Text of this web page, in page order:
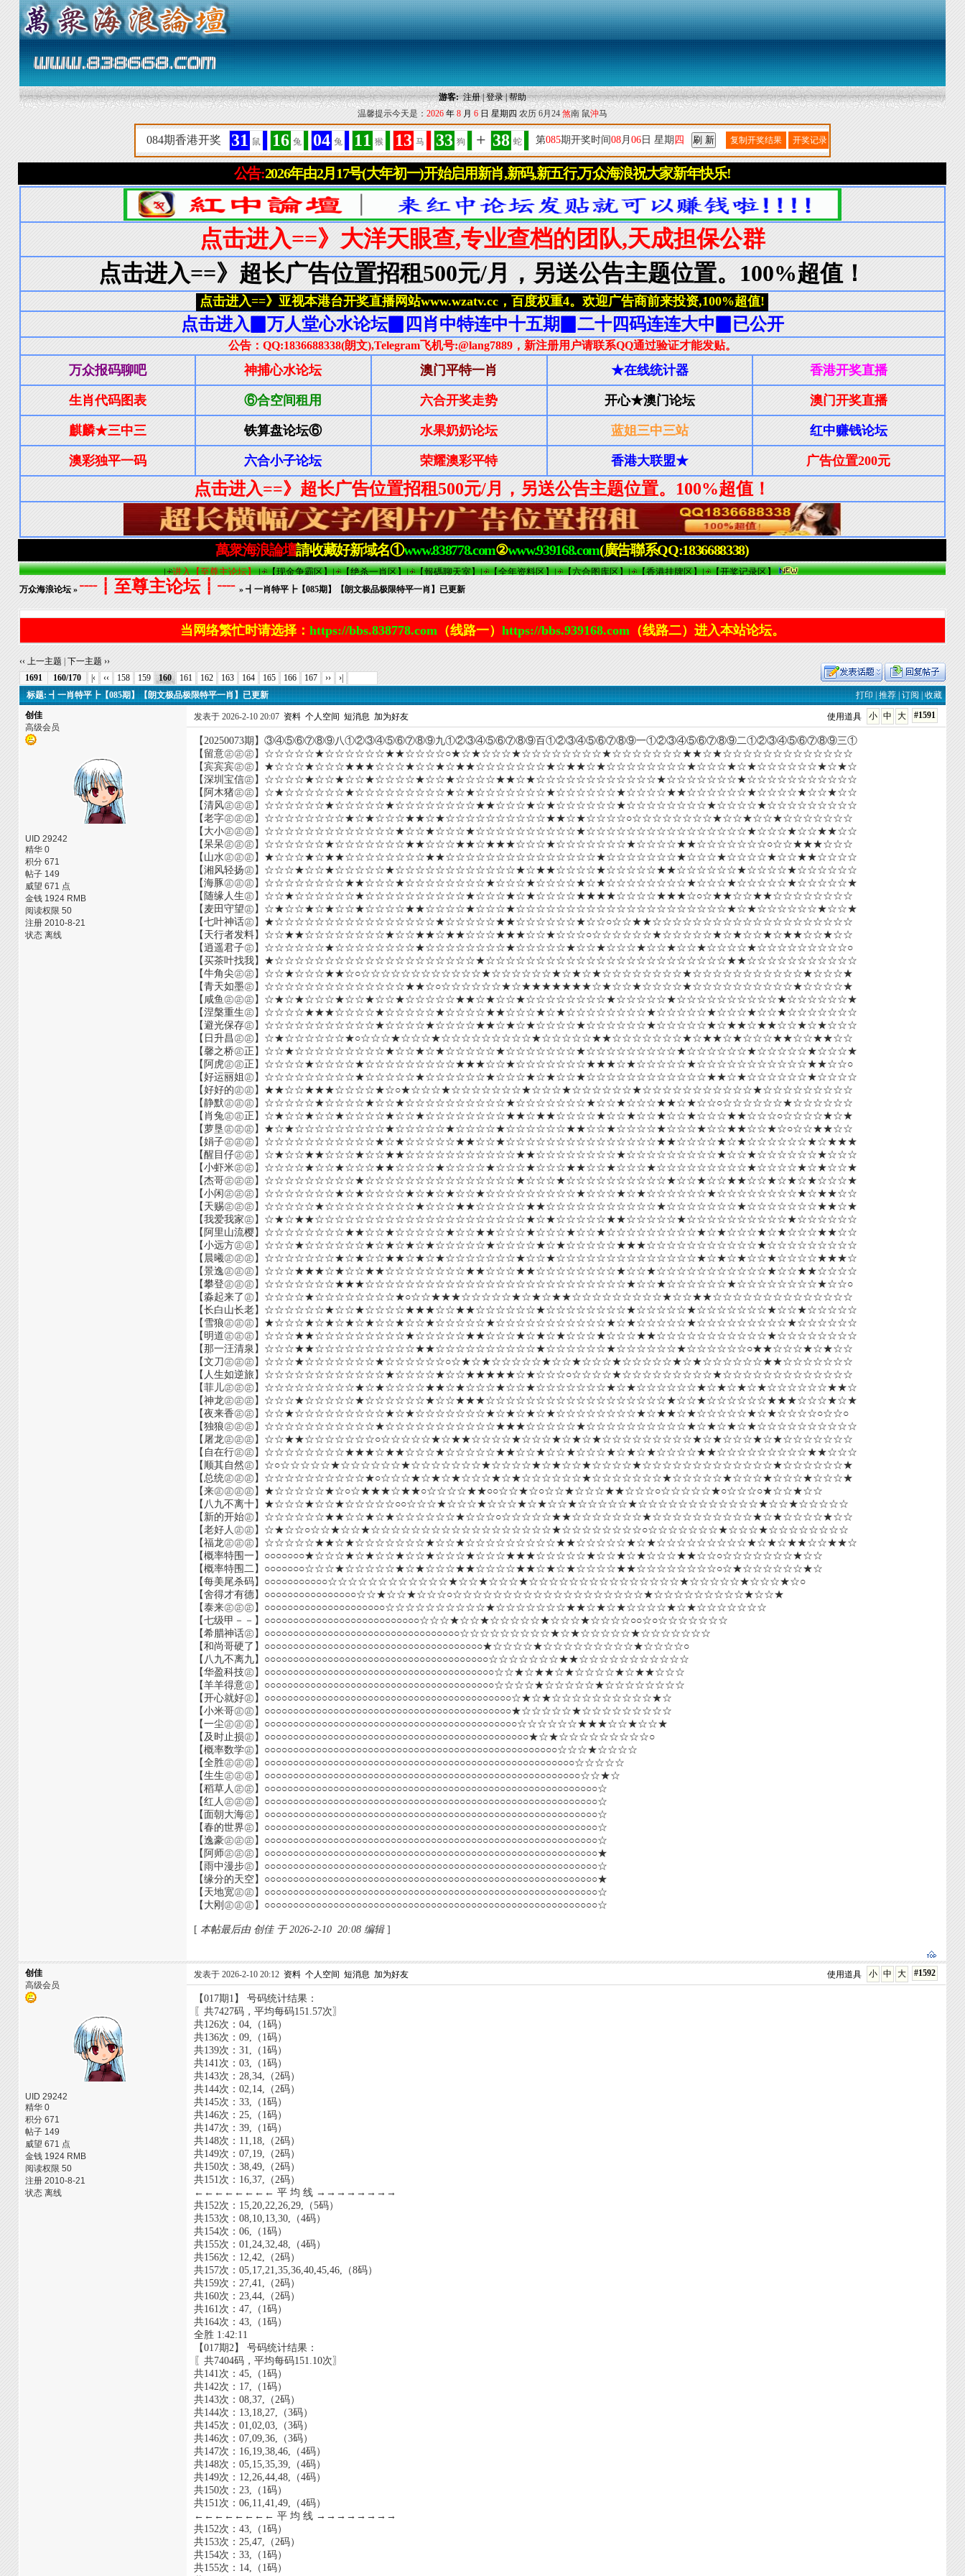
游客:注册|登录|帮助
温馨提示今天是： 2026年 8月 6日 星期四 农历 6月24 煞南 鼠沖马
万众海浪论坛» ┈┋至尊主论坛┋┈ » ┫一肖特平┣【085期】【朗文极品极限特平一肖】已更新
当网络繁忙时请选择： https://bbs.838778.com（线路一） https://bbs.939168.com（线路二）进入本站论坛。
‹‹ 上一主题
下一主题 ››
1691
160/170 |‹ ‹‹ 158 159 160 161 162 163 164 165 166 167 ››
›|
打印
推荐| 订阅 收藏
标题: ┫一肖特平┣【085期】【朗文极品极限特平一肖】已更新
创佳
高级会员
UID 29242
精华 0
积分 671
帖子 149
威望 671 点
金钱 1924 RMB
阅读权限 50
注册 2010-8-21
状态 离线
#1591
大
中
小
使用道具
发表于 2026-2-10 20:07 资料 个人空间 短消息 加为好友
【20250073期】③④⑤⑥⑦⑧⑨八①②③④⑤⑥⑦⑧⑨九①②③④⑤⑥⑦⑧⑨百①②③④⑤⑥⑦⑧⑨一①②③④⑤⑥⑦⑧⑨二①②③④⑤⑥⑦⑧⑨三①
【留意㊣㊣㊣】☆☆☆☆☆★☆☆☆☆☆☆★★☆☆☆☆○★☆★☆☆☆★☆☆☆☆☆☆☆☆★☆☆☆☆☆☆☆★★☆★☆☆☆☆☆☆☆☆☆☆☆☆☆
【宾宾宾㊣㊣】★☆☆☆★☆☆☆★★★☆☆☆★☆☆★☆★★☆☆☆☆☆☆☆★☆★★☆★☆☆☆☆☆☆☆☆★☆☆☆★☆★☆☆☆☆☆☆★☆★☆
【深圳宝信㊣】☆☆☆☆★☆☆★☆☆★☆☆☆☆★☆☆★☆☆☆☆★★☆★☆☆☆☆☆☆☆☆☆☆☆☆★☆☆☆☆☆☆☆★☆☆☆☆☆☆☆☆☆☆☆
【阿木猪㊣㊣】☆★☆☆☆☆☆☆★☆☆☆☆☆☆☆☆☆★☆★☆☆☆☆☆☆☆★☆☆☆☆☆☆★☆☆☆☆★★☆☆☆☆☆☆★☆☆☆☆★☆☆★☆☆
【清风㊣㊣㊣】☆☆☆☆☆☆★☆☆☆☆☆★☆☆☆☆☆☆☆☆★★☆☆☆★☆★☆☆☆☆☆☆★☆☆☆☆☆☆☆☆★☆☆☆☆★☆☆☆☆☆☆☆☆☆
【老字㊣㊣㊣】☆☆☆☆☆☆☆☆★☆★☆☆☆★★☆★☆☆☆☆☆☆☆☆☆☆★★☆★☆☆☆☆○☆☆☆☆☆☆☆☆★☆☆★☆☆★☆☆☆☆☆☆☆
【大小㊣㊣㊣】☆☆☆☆☆☆☆☆☆☆☆☆☆★☆☆★☆☆☆★☆☆☆☆☆☆☆☆☆☆★☆☆☆☆☆☆☆☆☆☆☆☆☆☆☆☆★☆☆☆★☆☆★★☆☆
【呆呆㊣㊣㊣】☆☆☆☆☆☆★☆☆☆☆☆☆☆★★☆☆☆★★☆★★★☆☆☆★☆☆☆☆☆☆☆★☆☆☆☆★★☆☆☆☆☆☆☆○☆☆★★★☆☆☆
【山水㊣㊣㊣】★☆☆☆★☆★★☆☆☆☆☆☆☆☆★★☆☆☆☆☆☆☆☆☆☆☆☆☆☆☆★☆☆☆☆☆☆☆★☆☆☆★☆☆☆☆★☆☆★★☆☆☆☆
【湘风轻扬㊣】☆☆☆★☆☆★☆☆☆☆☆★☆☆☆☆☆☆☆☆☆☆☆☆★☆★★☆☆☆☆★☆☆☆☆☆★★☆☆☆☆☆☆★☆☆☆☆★☆☆☆☆☆☆
【海豚㊣㊣㊣】☆☆☆☆☆☆☆☆★★☆☆☆★☆☆☆☆☆☆☆☆★☆☆☆★☆☆☆☆★☆★☆☆☆☆☆☆☆☆★☆☆☆★☆☆☆☆☆★☆☆☆☆☆★
【随缘人生㊣】☆☆★☆☆☆☆☆☆★☆☆☆☆☆☆☆☆☆☆★☆☆☆★☆★☆☆☆☆★★★★☆☆☆☆★★★☆○☆★★☆☆★★☆☆☆☆☆☆☆☆
【麦田守望㊣】☆★☆☆★☆★☆☆★☆☆☆☆★★☆☆☆☆★☆☆☆★☆☆☆☆☆☆☆☆☆☆☆☆☆☆☆☆☆☆☆☆☆★☆★☆☆☆☆☆☆★☆☆★
【七叶神话㊣】★☆☆☆☆☆☆☆☆☆☆☆☆☆☆☆☆★☆☆☆☆☆★★☆☆☆☆☆☆★☆☆○☆☆★★☆☆☆☆☆☆☆☆☆☆☆☆☆☆☆☆☆☆☆☆
【天行者发料】☆☆★★☆☆☆☆☆☆☆☆★☆☆★★☆★★☆☆☆★★★☆☆★☆☆☆○☆☆☆☆☆☆★☆☆☆☆☆★☆★☆☆★☆★★☆☆★☆☆
【逍遥君子㊣】☆☆☆☆☆☆★☆☆☆☆☆☆☆☆★☆☆☆☆☆☆☆☆★☆☆☆☆☆★☆☆★☆☆☆★☆☆★☆☆★☆☆☆☆★☆☆☆☆☆☆☆☆☆○
【买茶叶找我】★☆☆☆☆☆☆☆☆☆☆☆☆☆☆☆☆☆☆☆☆★☆☆☆☆☆☆☆☆☆☆☆☆☆☆☆☆☆☆☆☆☆☆☆☆★★☆☆☆☆☆☆☆☆☆☆☆
【牛角尖㊣㊣】☆☆★☆☆☆★★☆○☆☆☆☆☆☆☆☆☆☆☆☆★☆☆☆☆☆☆★☆★☆★☆☆☆☆☆☆☆☆★☆☆☆☆☆☆☆☆☆☆☆★☆☆☆★
【青天如墨㊣】☆☆☆☆☆☆☆☆☆☆☆☆☆☆★★☆○☆☆☆☆☆☆★☆★★★★★★★☆★☆☆★☆☆☆☆★☆☆☆☆☆☆☆☆☆☆★☆☆☆☆★
【咸鱼㊣㊣㊣】☆★☆★☆☆☆★☆☆★☆☆★☆☆☆☆☆★★☆★☆☆★☆☆☆☆☆☆☆☆★☆☆☆☆☆★☆☆☆☆☆☆☆☆☆☆★☆☆☆☆☆☆★
【涅槃重生㊣】☆☆☆☆★★★☆☆☆☆★☆☆☆☆☆★☆☆☆☆★★☆☆☆★☆★☆☆☆☆☆☆☆☆★☆☆☆☆☆★☆☆☆★☆☆★☆☆☆☆☆☆☆
【避光保存㊣】☆☆☆☆☆☆☆☆☆☆☆★☆☆☆☆★☆☆☆☆★★☆★☆★☆☆☆☆★☆☆☆☆☆☆★☆☆☆☆☆★☆★★☆★★☆☆★☆★☆☆☆
【日升昌㊣㊣】☆★☆☆☆☆☆☆★○☆☆☆★☆☆☆★☆☆☆☆☆☆☆☆☆★☆☆☆☆☆★★☆☆☆☆☆☆☆★☆★★☆★☆☆☆★★☆☆★★☆☆
【馨之桥㊣正】☆☆★☆☆☆☆☆☆☆☆☆★☆☆★☆★☆☆☆☆☆★☆☆☆☆☆☆☆★☆☆☆☆☆☆☆☆☆★☆☆☆☆☆☆★☆☆☆☆☆★☆☆☆★
【阿虎㊣㊣正】☆☆☆☆★☆☆☆☆★☆☆☆☆☆☆☆☆☆★★★☆☆★☆☆☆☆☆☆☆★★★☆★☆☆☆☆☆★☆☆☆☆☆☆☆☆☆☆☆★★☆☆○
【好运丽姐㊣】☆☆☆☆☆☆☆☆☆★☆☆☆☆☆★☆☆☆☆☆☆★☆☆☆★☆★☆☆★☆☆☆☆☆☆☆☆☆☆☆☆★★☆★☆☆☆☆☆☆★☆☆☆☆
【好好的㊣㊣】★★☆☆★★★☆☆☆☆★☆○★☆☆☆★☆☆☆☆☆☆☆★☆☆☆★☆☆☆☆☆☆★☆☆☆☆☆☆☆☆☆☆☆★☆☆☆☆☆☆☆☆☆
【静默㊣㊣㊣】☆☆☆☆☆★☆☆☆☆★☆☆★☆☆☆☆☆☆☆☆☆☆★☆☆☆☆☆☆☆★☆☆★☆☆☆★★☆★☆☆○☆☆☆☆☆☆★☆☆☆☆☆☆
【肖兔㊣㊣正】☆★☆☆★☆☆★☆☆☆☆★☆☆★☆☆☆☆☆☆☆☆★★☆★★☆☆☆☆★☆☆★☆☆★☆☆★☆☆☆★★☆☆☆○☆☆☆☆★☆★
【萝垦㊣㊣㊣】★☆★☆☆☆☆☆☆☆☆☆★☆☆☆☆☆★☆☆☆☆★☆☆☆☆☆☆★★☆☆★☆☆☆☆★☆☆☆★☆☆★★☆☆★☆○☆☆★★☆☆
【娟子㊣㊣㊣】☆☆☆☆☆☆☆☆☆☆☆★☆★☆☆☆☆☆★★☆☆★☆☆☆☆☆☆☆☆☆☆☆☆☆☆☆★★☆☆☆☆★☆★☆☆☆☆☆☆★☆★★★
【醒目仔㊣㊣】☆★☆☆★★☆☆☆★☆☆★★☆☆☆☆☆☆☆☆☆☆☆★★☆☆☆☆☆☆☆☆★☆☆☆☆☆☆☆☆☆★☆☆★☆☆☆☆☆☆★☆☆☆
【小虾米㊣㊣】☆☆☆☆★☆☆★☆☆☆★★☆☆☆☆★☆☆☆☆★☆☆☆★☆☆☆★★☆☆★☆☆☆★☆☆☆☆☆☆☆☆☆★☆☆☆☆★☆★☆☆★
【杰哥㊣㊣㊣】☆☆☆☆☆☆☆☆☆★☆☆☆☆☆☆☆☆☆☆☆☆☆☆☆★☆☆☆★☆☆☆☆☆☆☆☆☆☆★☆☆★☆☆★★☆☆★☆★☆★☆☆☆★
【小闲㊣㊣㊣】☆☆☆☆☆☆☆★☆★☆☆☆☆★☆★☆★☆☆★☆☆☆☆☆☆☆☆☆★☆☆☆★☆★☆☆☆☆☆☆★☆☆☆☆☆☆☆☆★☆★★☆☆
【天赐㊣㊣㊣】☆☆☆☆☆★☆☆☆☆☆☆☆☆☆★☆☆☆★★☆☆☆☆☆★★☆☆☆☆☆☆☆☆☆☆☆★☆☆☆☆☆☆☆★☆☆☆☆☆☆☆★★☆★
【我爱我家㊣】☆★☆★★☆☆☆☆☆☆☆☆☆☆☆☆☆☆☆☆☆☆☆☆☆★☆★☆☆☆☆☆★★☆☆☆☆☆★☆☆☆☆☆☆☆☆☆☆★☆☆☆☆☆☆
【阿里山流樱】☆☆☆☆☆☆☆☆★★☆☆★☆☆☆☆☆★☆☆★★☆☆☆★☆☆☆★☆☆★☆☆☆☆☆☆☆☆☆★☆★☆☆☆★☆★☆☆☆★★☆☆
【小远方㊣㊣】☆☆☆★☆☆☆☆☆☆★☆★☆★☆★☆☆☆☆☆★☆☆☆☆★☆★☆☆☆☆☆★★★☆☆☆☆☆☆☆☆☆☆☆★☆☆☆☆☆☆☆☆☆
【晨曦㊣㊣㊣】☆☆☆☆☆☆☆★☆★☆☆★★☆★☆★☆☆☆☆☆☆☆★☆☆★☆☆☆☆☆☆☆☆☆☆☆☆☆☆★☆★☆★☆☆★☆☆☆☆★★★☆
【景逸㊣㊣㊣】☆☆☆★★★☆★☆☆★★☆☆☆☆☆☆☆☆★★☆☆☆★★☆☆☆☆☆☆☆☆★☆☆★☆☆☆☆☆☆☆☆☆☆☆★☆☆★★☆☆☆☆
【攀登㊣㊣㊣】☆☆☆☆☆☆☆★★★☆☆☆☆☆☆☆☆☆☆☆☆☆☆☆☆☆☆☆☆☆☆☆☆☆☆★☆☆★☆☆☆☆☆☆★☆☆☆☆☆☆☆☆★☆☆○
【淼起来了㊣】☆☆☆☆★☆☆☆☆☆☆☆☆★○☆☆★★★☆☆☆☆☆★☆★☆★★☆☆☆☆☆☆☆☆☆★☆☆★★☆☆☆☆☆☆☆☆☆☆☆☆☆☆
【长白山长老】☆☆☆☆☆☆★☆☆★☆☆☆☆★★★☆☆★★☆☆☆☆☆☆★☆☆☆☆☆☆☆☆★☆☆☆☆☆★☆☆☆☆☆☆☆★☆☆★☆☆☆☆☆
【雪狼㊣㊣㊣】★☆☆☆★☆★☆★☆★☆☆★☆☆★☆☆☆☆☆★☆☆☆☆☆☆☆☆☆☆☆★☆★☆☆☆☆☆★☆☆☆☆☆☆☆☆☆★☆☆☆☆☆☆
【明道㊣㊣㊣】☆☆☆★★☆☆☆☆☆☆☆☆☆★☆☆☆☆☆★★☆☆☆★☆★☆★☆☆☆★☆☆☆★★☆☆☆☆☆☆☆☆☆☆☆★☆☆☆☆☆☆☆☆
【那一汪清泉】☆☆☆★★☆☆☆☆☆☆☆☆☆☆★★☆☆☆☆☆☆☆☆☆☆★☆☆☆☆☆☆★☆☆☆☆☆☆★☆☆☆☆☆☆○★★☆☆☆★☆★☆☆
【文刀㊣㊣㊣】☆☆☆★☆☆☆☆☆☆☆★☆☆☆☆☆☆○☆★☆★☆☆☆☆☆★☆☆★☆☆☆★☆☆☆☆☆★☆★☆☆☆☆☆☆★★☆☆☆☆☆☆☆
【人生如逆旅】☆☆☆☆☆☆☆☆☆☆☆☆★☆☆☆☆★☆☆★★★★★☆★☆☆☆○☆☆☆☆★☆☆☆☆☆☆☆☆☆★☆☆☆☆☆☆☆☆☆☆☆☆☆
【菲儿㊣㊣㊣】☆☆☆☆☆☆☆☆☆★☆★☆☆☆☆★★☆★☆☆☆★☆☆★☆☆☆☆☆☆☆★☆★☆☆☆☆☆☆★☆★☆★☆★☆☆☆☆☆☆★★☆
【神龙㊣㊣㊣】☆☆☆★☆☆☆☆☆★☆☆☆☆☆☆★☆☆★★★☆☆☆☆☆☆☆☆☆☆☆☆☆☆☆☆☆☆★☆☆★☆☆☆☆☆☆★★★☆☆☆★☆★
【夜来香㊣㊣】☆☆★☆☆☆☆☆☆☆☆☆★☆★☆☆☆☆☆☆☆★☆★☆★☆★☆☆☆☆☆☆☆☆★☆★★☆★☆☆☆☆☆★☆★☆☆☆☆○☆☆○
【独狼㊣㊣㊣】☆☆☆☆☆☆☆☆☆☆☆★☆☆☆☆☆☆☆☆☆☆☆★★★☆☆☆☆☆★☆☆☆☆☆☆☆☆☆☆★☆★☆★☆★☆☆☆☆☆☆☆☆☆☆
【屠龙㊣㊣㊣】☆☆★★☆☆☆☆☆☆☆○☆☆☆☆☆★☆★★☆☆☆☆★☆☆☆★☆★☆★☆☆☆☆☆☆☆☆☆★☆★☆☆☆★☆★☆☆☆☆☆☆☆
【自在行㊣㊣】☆☆☆☆☆☆☆☆★★★☆★★☆☆☆★☆☆☆☆☆★★☆☆★☆☆★☆☆☆★☆★☆★☆☆☆☆★★☆☆☆☆☆☆☆☆☆★★☆☆☆
【顺其自然㊣】☆○☆☆☆☆☆★☆☆☆☆☆☆★☆☆☆☆☆☆☆★☆☆☆☆★☆★☆☆★☆☆☆☆★☆☆☆☆☆☆☆☆☆☆☆☆☆★☆☆☆☆☆☆★
【总统㊣㊣㊣】☆☆☆☆☆☆☆☆☆☆★○☆☆☆★☆★☆★☆☆☆★☆★☆☆☆☆☆☆★☆☆☆☆☆☆☆★☆☆☆☆☆★☆☆☆★☆☆☆★☆☆☆★
【来㊣㊣㊣㊣】★☆☆☆☆☆★☆○☆★★★☆★★○☆☆☆☆★★○○☆☆★☆○☆☆★☆☆☆★★☆☆☆○☆☆☆☆☆★○☆☆☆○★☆☆★☆☆
【八九不离十】★☆☆☆★☆☆★☆☆☆☆☆○○☆☆☆★☆☆☆★☆☆☆★☆★☆☆★☆☆☆☆☆★☆☆☆☆☆☆☆☆☆☆☆☆★☆☆★☆☆☆☆☆
【新的开始㊣】☆☆☆☆☆☆★★☆☆★☆★☆☆☆☆☆☆★☆☆☆○☆☆☆☆☆★★☆☆☆☆☆☆☆★☆☆☆☆☆☆☆☆☆☆★☆★☆☆☆☆★☆☆
【老好人㊣㊣】☆★☆☆○☆☆★☆☆★☆☆☆☆☆☆☆☆☆☆☆☆☆☆☆☆☆☆★☆☆☆☆☆☆☆☆○☆☆☆☆☆☆☆★☆☆☆★☆☆☆☆☆☆☆☆
【福龙㊣㊣㊣】☆☆☆☆☆★★☆★☆☆☆☆☆☆☆★☆☆★☆☆☆☆☆☆☆☆☆★★☆☆☆☆☆★☆★☆☆☆☆☆☆☆☆☆★☆★☆★★☆☆★★☆
【概率特围一】○○○○○○○★☆☆☆★☆★☆☆★☆☆★☆☆☆★☆☆☆★★★☆☆☆☆☆★☆☆★☆★☆☆☆★★☆☆○☆☆☆☆☆☆☆★☆☆
【概率特围二】○○○○○○○☆☆☆★☆☆☆☆☆★☆★☆☆☆★★☆☆☆☆★★☆★☆★☆☆☆☆★★☆☆☆☆☆☆☆☆○☆★☆☆☆☆☆☆★☆
【每美尾杀码】○○○○○○○○○○○☆☆☆☆☆☆☆☆☆☆☆☆★☆☆★☆☆☆★☆☆☆☆☆☆☆☆☆☆☆☆☆☆☆★☆☆☆☆☆★☆☆☆★☆○
【舍得才有德】○○○○○○○○○○○○○○○○☆☆★☆☆★☆☆☆○☆☆☆☆☆☆☆☆☆☆☆☆☆☆☆☆☆☆☆★☆☆☆☆☆☆☆☆☆★☆☆★
【泰来㊣㊣㊣】○○○○○○○○○○○○○○○○○○○○○☆☆☆☆☆☆☆☆☆☆★☆☆☆☆☆☆☆★★☆★☆★☆☆☆☆★☆★☆☆☆☆☆☆☆
【七级甲－－】○○○○○○○○○○○○○○○○○○○○○○○○○○○☆☆☆★☆☆★☆☆☆☆☆★☆☆☆★☆☆☆☆○○☆○☆☆☆☆☆☆☆
【希腊神话㊣】○○○○○○○○○○○○○○○○○○○○○○○○○○○○○○○○○○☆☆☆☆☆☆☆☆☆★☆★☆☆☆☆☆★☆☆☆☆☆☆☆
【和尚哥硬了】○○○○○○○○○○○○○○○○○○○○○○○○○○○○○○○○○○○○○○★☆☆☆☆★☆☆☆☆☆☆☆☆☆★☆☆☆☆○
【八九不离九】○○○○○○○○○○○○○○○○○○○○○○○○○○○○○○○○○○○○○○○☆☆☆☆☆☆☆★★☆☆☆☆☆☆☆☆☆☆☆
【华盈科技㊣】○○○○○○○○○○○○○○○○○○○○○○○○○○○○○○○○○○○○○○○○☆☆★☆★★☆★☆☆☆☆★☆★★☆☆☆
【羊羊得意㊣】○○○○○○○○○○○○○○○○○○○○○○○○○○○○○○○○○○○○○○○○☆☆☆☆★☆☆☆☆☆★☆☆☆☆☆☆☆☆
【开心就好㊣】○○○○○○○○○○○○○○○○○○○○○○○○○○○○○○○○○○○○○○○○○○○☆★☆★☆☆☆☆☆☆☆☆☆☆★☆
【小米哥㊣㊣】○○○○○○○○○○○○○○○○○○○○○○○○○○○○○○○○○○○○○○○○○○○★☆☆☆☆☆★☆☆☆☆☆☆☆☆☆
【一尘㊣㊣㊣】○○○○○○○○○○○○○○○○○○○○○○○○○○○○○○○○○○○○○○○○○○○○☆☆☆☆☆☆★★★☆☆★☆☆★
【及时止损㊣】○○○○○○○○○○○○○○○○○○○○○○○○○○○○○○○○○○○○○○○○○○○○○○★☆★☆☆☆☆☆☆☆☆☆○
【概率数学㊣】○○○○○○○○○○○○○○○○○○○○○○○○○○○○○○○○○○○○○○○○○○○○○○○○○○○☆☆☆★☆☆☆☆
【全胜㊣㊣㊣】○○○○○○○○○○○○○○○○○○○○○○○○○○○○○○○○○○○○○○○○○○○○○○○○○○○○○○☆☆☆☆☆
【生生㊣㊣㊣】○○○○○○○○○○○○○○○○○○○○○○○○○○○○○○○○○○○○○○○○○○○○○○○○○○○○○○○☆☆★☆
【稻草人㊣㊣】○○○○○○○○○○○○○○○○○○○○○○○○○○○○○○○○○○○○○○○○○○○○○○○○○○○○○○○○○○☆
【红人㊣㊣㊣】○○○○○○○○○○○○○○○○○○○○○○○○○○○○○○○○○○○○○○○○○○○○○○○○○○○○○○○○○○☆
【面朝大海㊣】○○○○○○○○○○○○○○○○○○○○○○○○○○○○○○○○○○○○○○○○○○○○○○○○○○○○○○○○○○☆
【春的世界㊣】○○○○○○○○○○○○○○○○○○○○○○○○○○○○○○○○○○○○○○○○○○○○○○○○○○○○○○○○○○☆
【逸豪㊣㊣㊣】○○○○○○○○○○○○○○○○○○○○○○○○○○○○○○○○○○○○○○○○○○○○○○○○○○○○○○○○○○☆
【阿师㊣㊣㊣】○○○○○○○○○○○○○○○○○○○○○○○○○○○○○○○○○○○○○○○○○○○○○○○○○○○○○○○○○○★
【雨中漫步㊣】○○○○○○○○○○○○○○○○○○○○○○○○○○○○○○○○○○○○○○○○○○○○○○○○○○○○○○○○○○☆
【缘分的天空】○○○○○○○○○○○○○○○○○○○○○○○○○○○○○○○○○○○○○○○○○○○○○○○○○○○○○○○○○○★
【天地宽㊣㊣】○○○○○○○○○○○○○○○○○○○○○○○○○○○○○○○○○○○○○○○○○○○○○○○○○○○○○○○○○○☆
【大刚㊣㊣㊣】○○○○○○○○○○○○○○○○○○○○○○○○○○○○○○○○○○○○○○○○○○○○○○○○○○○○○○○○○○☆
[ 本帖最后由 创佳 于 2026-2-10 20:08 编辑 ]
创佳
高级会员
UID 29242
精华 0
积分 671
帖子 149
威望 671 点
金钱 1924 RMB
阅读权限 50
注册 2010-8-21
状态 离线
#1592
大
中
小
使用道具
发表于 2026-2-10 20:12 资料 个人空间 短消息 加为好友
【017期1】 号码统计结果：
〖共7427码，平均每码151.57次〗
共126次：04,（1码）
共136次：09,（1码）
共139次：31,（1码）
共141次：03,（1码）
共143次：28,34,（2码）
共144次：02,14,（2码）
共145次：33,（1码）
共146次：25,（1码）
共147次：39,（1码）
共148次：11,18,（2码）
共149次：07,19,（2码）
共150次：38,49,（2码）
共151次：16,37,（2码）
←←←←←←←← 平 均 线 →→→→→→→→
共152次：15,20,22,26,29,（5码）
共153次：08,10,13,30,（4码）
共154次：06,（1码）
共155次：01,24,32,48,（4码）
共156次：12,42,（2码）
共157次：05,17,21,35,36,40,45,46,（8码）
共159次：27,41,（2码）
共160次：23,44,（2码）
共161次：47,（1码）
共164次：43,（1码）
全胜 1:42:11
【017期2】 号码统计结果：
〖共7404码，平均每码151.10次〗
共141次：45,（1码）
共142次：17,（1码）
共143次：08,37,（2码）
共144次：13,18,27,（3码）
共145次：01,02,03,（3码）
共146次：07,09,36,（3码）
共147次：16,19,38,46,（4码）
共148次：05,15,35,39,（4码）
共149次：12,26,44,48,（4码）
共150次：23,（1码）
共151次：06,11,41,49,（4码）
←←←←←←←← 平 均 线 →→→→→→→→
共152次：43,（1码）
共153次：25,47,（2码）
共154次：33,（1码）
共155次：14,（1码）